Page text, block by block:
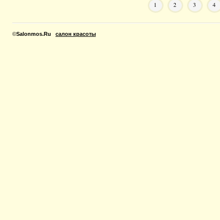
1 2 3 4
©Salonmos.Ru салон красоты